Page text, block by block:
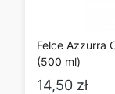
Felce Azzurra
(500 ml)
Cena
14,50 zł